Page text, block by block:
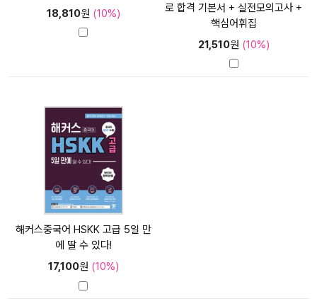
18,810원 (10%)
로 합격 기본서 + 실전모의고사 +
핵심어휘집
21,510원 (10%)
해커스중국어 HSKK 고급 5일 만
에 딸 수 있다!
17,100원 (10%)